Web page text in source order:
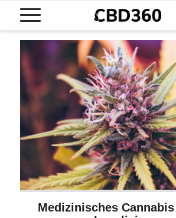
Medizinisches